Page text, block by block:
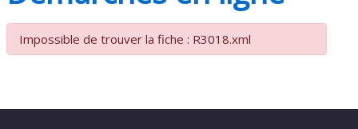
Impossible de trouver la fiche : R3018.xml